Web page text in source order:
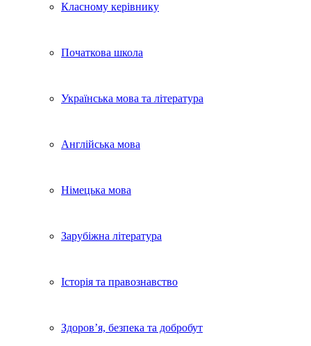
Класному керівнику
Початкова школа
Українська мова та література
Англійська мова
Німецька мова
Зарубіжна література
Історія та правознавство
Здоров’я, безпека та добробут